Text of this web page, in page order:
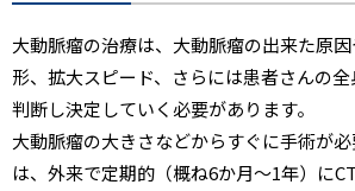
大動脈瘤の治療は、大動脈瘤の出来た原因
形、拡大スピード、さらには患者さんの
判断し決定していく必要があります。
大動脈瘤の大きさなどからすぐに手術が
は、外来で定期的（概ね6か月～1年）に